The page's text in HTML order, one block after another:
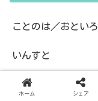
ことのは／おといろ
いんすと
しょーと
ホーム シェア